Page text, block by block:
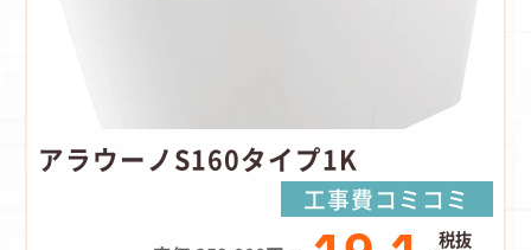
アラウーノS160タイプ1K
工事費コミコミ